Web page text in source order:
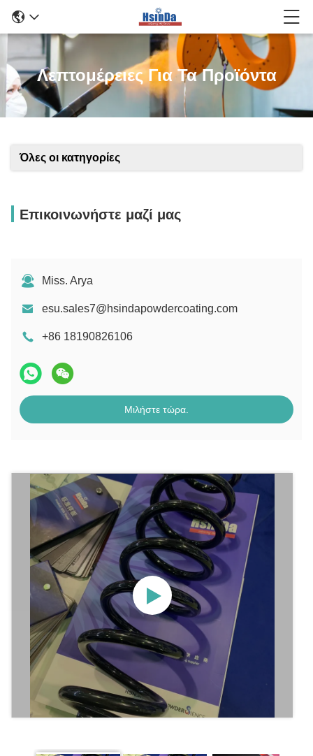
Λεπτομέρειες Για Τα Προϊόντα
Όλες οι κατηγορίες
Επικοινωνήστε μαζί μας
Miss. Arya
esu.sales7@hsindapowdercoating.com
+86 18190826106
Μιλήστε τώρα.